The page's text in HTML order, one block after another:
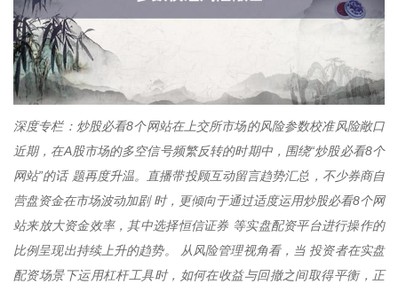
深度专栏：炒股必看8个网站在上交所市场的风险参数校准风险敞口
近期，在A股市场的多空信号频繁反转的时期中，围绕“炒股必看8个
网站”的话 题再度升温。直播带投顾互动留言趋势汇总，不少券商自
营盘资金在市场波动加剧 时，更倾向于通过适度运用炒股必看8个网
站来放大资金效率，其中选择恒信证券 等实盘配资平台进行操作的
比例呈现出持续上升的趋势。 从风险管理视角看，当 投资者在实盘
配资场景下运用杠杆工具时，如何在收益与回撤之间取得平衡，正